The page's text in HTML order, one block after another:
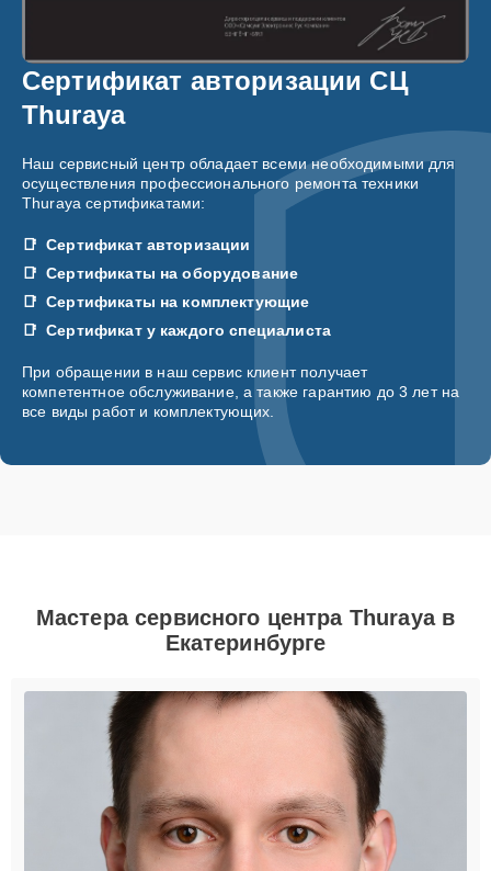
Сертификат авторизации СЦ
Thuraya
Наш сервисный центр обладает всеми необходимыми для
осуществления профессионального ремонта техники
Thuraya сертификатами:
Сертификат авторизации
Сертификаты на оборудование
Сертификаты на комплектующие
Сертификат у каждого специалиста
При обращении в наш сервис клиент получает
компетентное обслуживание, а также гарантию до 3 лет на
все виды работ и комплектующих.
Мастера сервисного центра Thuraya в
Екатеринбурге